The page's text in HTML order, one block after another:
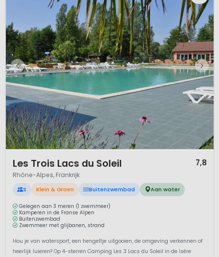
Les Trois Lacs du Soleil 7,8
Rhône-Alpes, Frankrijk
S Klein & Groen Buitenzwembad Aan water
Gelegen aan 3 meren (1 zwemmeer)
Kamperen in de Franse Alpen
Buitenzwembad
Zwemmeer met glijbanen, strand
Hou je van watersport, een hengeltje uitgooien, de omgeving verkennen of
heerlijk luieren? Op 4-sterren Camping Les 3 Lacs du Soleil in de Isère